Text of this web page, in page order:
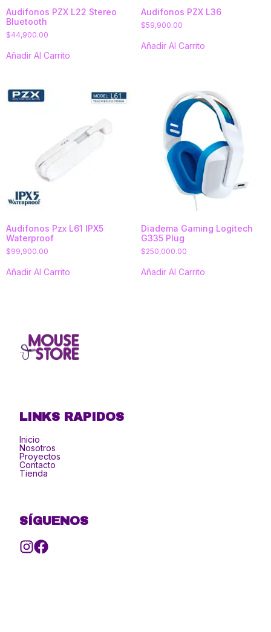
Audifonos PZX L22 Stereo
Bluetooth
$44,900.00
Añadir Al Carrito
Audifonos PZX L36
$59,900.00
Añadir Al Carrito
Audifonos Pzx L61 IPX5
Waterproof
$99,900.00
Añadir Al Carrito
Diadema Gaming Logitech
G335 Plug
$250,000.00
Añadir Al Carrito
LINKS RAPIDOS
Inicio
Nosotros
Proyectos
Contacto
Tienda
SÍGUENOS